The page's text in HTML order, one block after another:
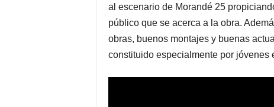
al escenario de Morandé 25
público que se acerca a la obra.
obras, buenos montajes y buenas
constituido especialmente por jóvenes